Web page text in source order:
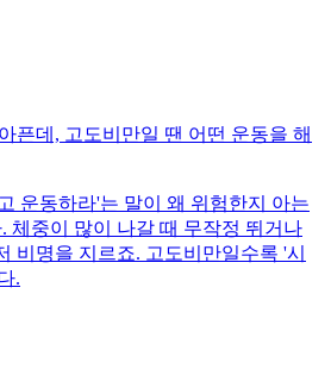
픈데, 고도비만일 땐 어떤 운동을 해
운동하라'는 말이 왜 위험한지 아는
체중이 많이 나갈 때 무작정 뛰거나
비명을 지르죠. 고도비만일수록 '시
.